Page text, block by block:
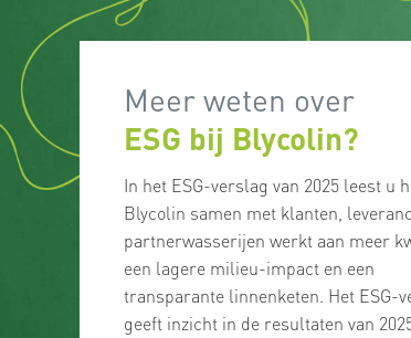
Meer weten over
ESG bij Blycolin?
In het ESG-verslag van 2025 leest u
Blycolin samen met klanten,
partnerwasserijen werkt aan meer
een lagere milieu-impact en een
transparante linnenketen. Het ESG-
geeft inzicht in de resultaten van